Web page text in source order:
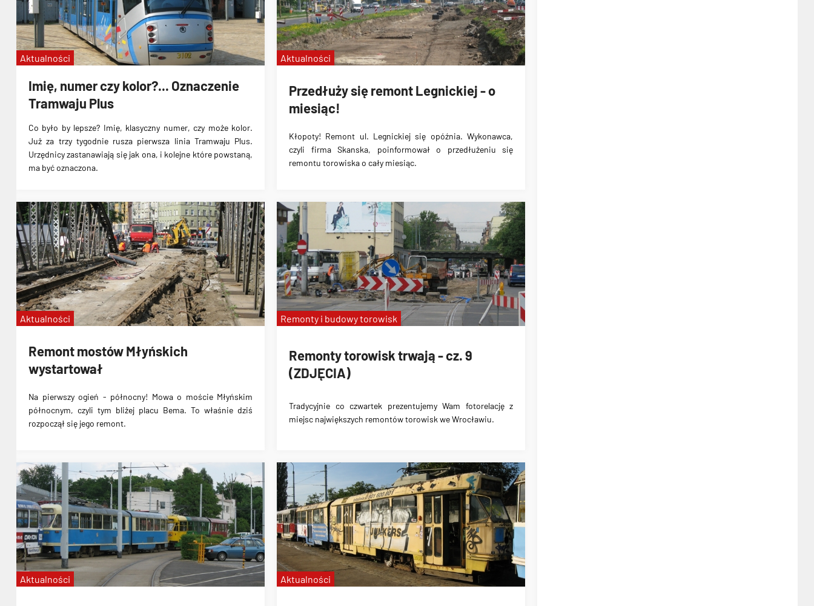
Imię, numer czy kolor?... Oznaczenie
Tramwaju Plus
Co było by lepsze? Imię, klasyczny numer, czy może kolor.
Już za trzy tygodnie rusza pierwsza linia Tramwaju Plus.
Urzędnicy zastanawiają się jak ona, i kolejne które powstaną,
ma być oznaczona.
Aktualności
Przedłuży się remont Legnickiej - o
miesiąc!
Kłopoty! Remont ul. Legnickiej się opóźnia. Wykonawca,
czyli firma Skanska, poinformował o przedłużeniu się
remontu torowiska o cały miesiąc.
Aktualności
Remont mostów Młyńskich
wystartował
Na pierwszy ogień - północny! Mowa o moście Młyńskim
północnym, czyli tym bliżej placu Bema. To właśnie dziś
rozpoczął się jego remont.
Aktualności
Remonty torowisk trwają - cz. 9
(ZDJĘCIA)
Tradycyjnie co czwartek prezentujemy Wam fotorelację z
miejsc największych remontów torowisk we Wrocławiu.
Remonty i budowy torowisk
Aktualności Aktualności